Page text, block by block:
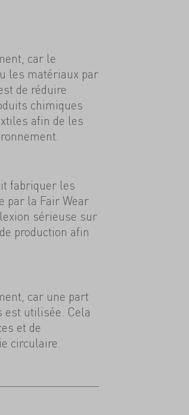
car le
les matériaux par
de réduire
chimiques
afin de les
fabriquer les
par la Fair Wear
sérieuse sur
production afin
car une part
est utilisée. Cela
et de
circulaire.